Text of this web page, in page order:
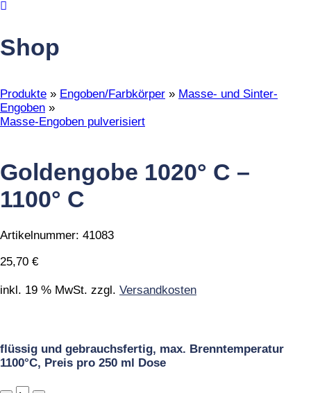
Shop
Produkte » Engoben/Farbkörper » Masse- und Sinter-
Engoben »
Masse-Engoben pulverisiert
Goldengobe 1020° C –
1100° C
Artikelnummer: 41083
25,70 €
inkl. 19 % MwSt. zzgl. Versandkosten
flüssig und gebrauchsfertig, max. Brenntemperatur
1100°C, Preis pro 250 ml Dose